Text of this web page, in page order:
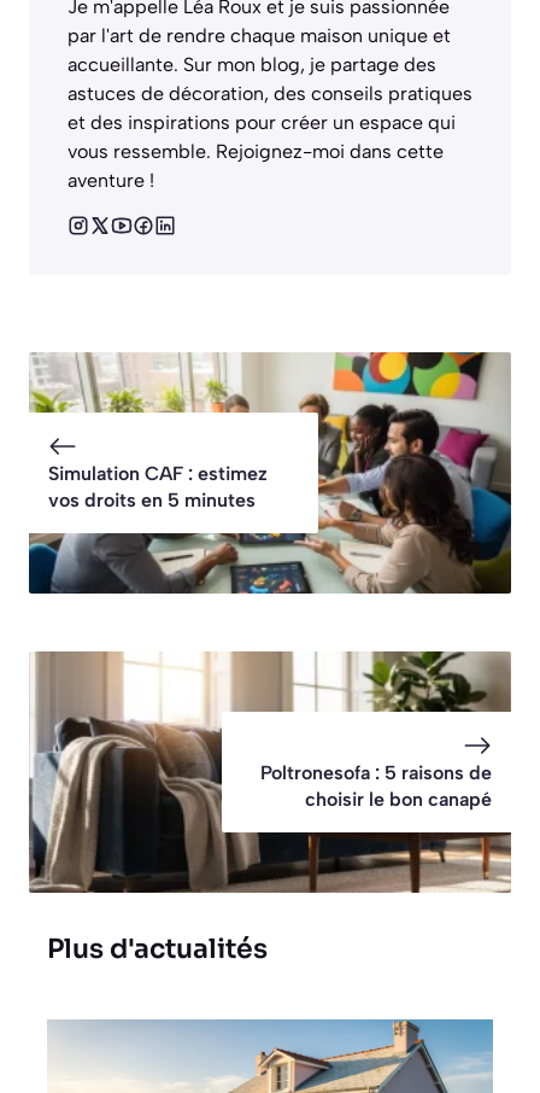
Je m'appelle Léa Roux et je suis passionnée
par l'art de rendre chaque maison unique et
accueillante. Sur mon blog, je partage des
astuces de décoration, des conseils pratiques
et des inspirations pour créer un espace qui
vous ressemble. Rejoignez-moi dans cette
aventure !
Simulation CAF : estimez
vos droits en 5 minutes
Poltronesofa : 5 raisons de
choisir le bon canapé
Plus d'actualités